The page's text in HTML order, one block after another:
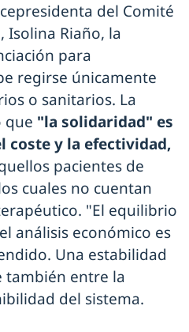
del Comité
Isolina Riaño, la
para
regirse únicamente
o sanitarios. La
que "la solidaridad" es
coste y la efectividad,
pacientes de
cuales no cuentan
"El equilibrio
análisis económico es
Una estabilidad
también entre la
del sistema.